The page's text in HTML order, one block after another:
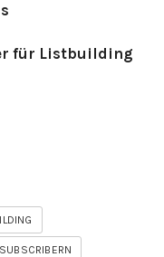
für Listbuilding